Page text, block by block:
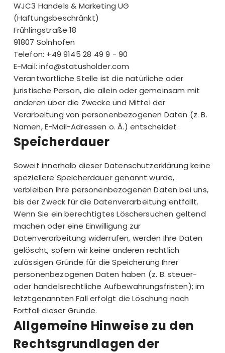
WJC3 Handels & Marketing UG
(Haftungsbeschränkt)
Frühlingstraße 18
91807 Solnhofen
Telefon: +49 9145 28 49 9 - 90
E-Mail:info@statusholder.com
Verantwortliche Stelle ist die natürliche oder
juristische Person, die allein oder gemeinsam mit
anderen über die Zwecke und Mittel der
Verarbeitung von personenbezogenen Daten (z. B.
Namen, E-Mail-Adressen o. Ä.) entscheidet.
Speicherdauer
Soweit innerhalb dieser Datenschutzerklärung keine
speziellere Speicherdauer genannt wurde,
verbleiben Ihre personenbezogenen Daten bei uns,
bis der Zweck für die Datenverarbeitung entfällt.
Wenn Sie ein berechtigtes Löschersuchen geltend
machen oder eine Einwilligung zur
Datenverarbeitung widerrufen, werden Ihre Daten
gelöscht, sofern wir keine anderen rechtlich
zulässigen Gründe für die Speicherung Ihrer
personenbezogenen Daten haben (z. B. steuer-
oder handelsrechtliche Aufbewahrungsfristen); im
letztgenannten Fall erfolgt die Löschung nach
Fortfall dieser Gründe.
Allgemeine Hinweise zu den
Rechtsgrundlagen der